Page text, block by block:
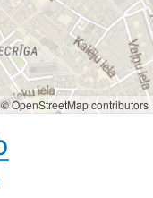
© OpenStreetMap contributors